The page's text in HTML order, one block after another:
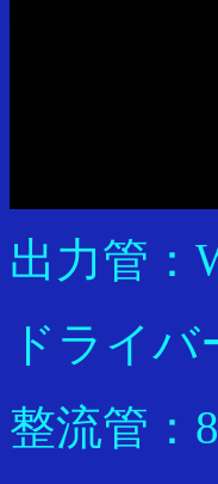
出力管：
ドライ
整流管：